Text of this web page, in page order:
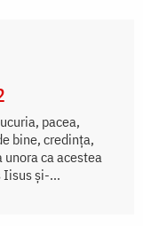
pacea,
bine, credința,
ca acestea
Iisus și-...